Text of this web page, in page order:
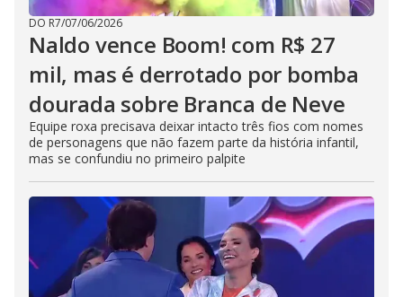
DO R7/07/06/2026
Naldo vence Boom! com R$ 27
mil, mas é derrotado por bomba
dourada sobre Branca de Neve
Equipe roxa precisava deixar intacto três fios com nomes
de personagens que não fazem parte da história infantil,
mas se confundiu no primeiro palpite